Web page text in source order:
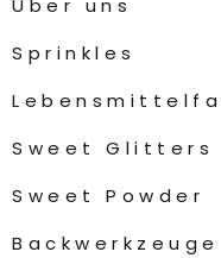
Über uns
Sprinkles
Sweet Glitters
Sweet Powder
Backwerkzeuge